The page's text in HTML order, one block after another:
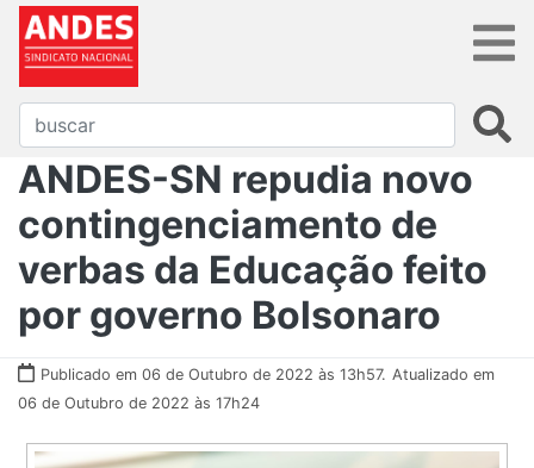
ANDES-SN repudia novo
contingenciamento de
verbas da Educação feito
por governo Bolsonaro
Publicado em 06 de Outubro de 2022 às 13h57. Atualizado em
06 de Outubro de 2022 às 17h24